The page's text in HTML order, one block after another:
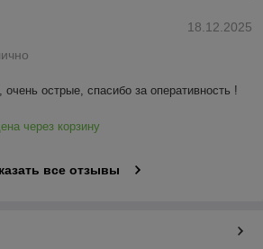
18.12.2025
острые, спасибо за оперативность !
через корзину
все отзывы